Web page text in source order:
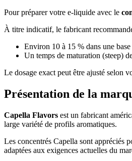
Pour préparer votre e-liquide avec le
À titre indicatif, le fabricant
Environ 10 à 15 % dans une
Un temps de maturation (steep)
Le dosage exact peut être ajusté selon
Présentation de la
Capella Flavors est un fabricant
large variété de profils aromatiques.
Les concentrés Capella sont appréciés
adaptées aux exigences actuelles du